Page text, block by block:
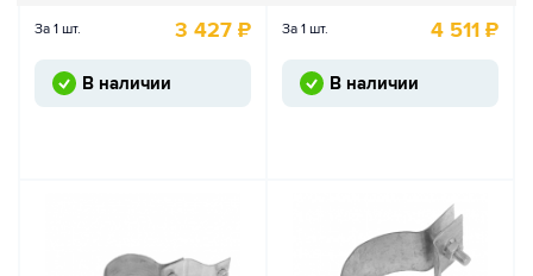
За 1 шт. 3 427 ₽
В наличии
За 1 шт. 4 511 ₽
В наличии